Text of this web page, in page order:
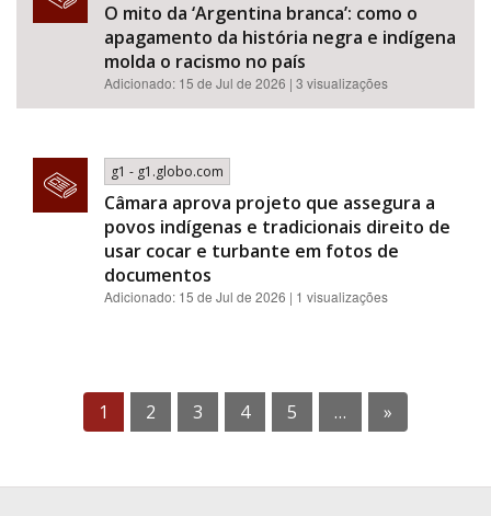
O mito da ‘Argentina branca’: como o
apagamento da história negra e indígena
molda o racismo no país
Adicionado: 15 de Jul de 2026 | 3 visualizações
g1 - g1.globo.com
Câmara aprova projeto que assegura a
povos indígenas e tradicionais direito de
usar cocar e turbante em fotos de
documentos
Adicionado: 15 de Jul de 2026 | 1 visualizações
1 2 3 4 5 … »